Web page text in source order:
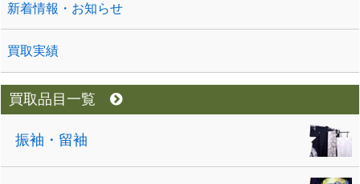
新着情報・お知らせ
買取実績
買取品目一覧
振袖・留袖